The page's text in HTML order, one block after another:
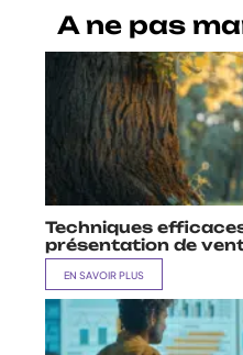
A ne pas
Techniques
présentation de
EN SAVOIR PLUS